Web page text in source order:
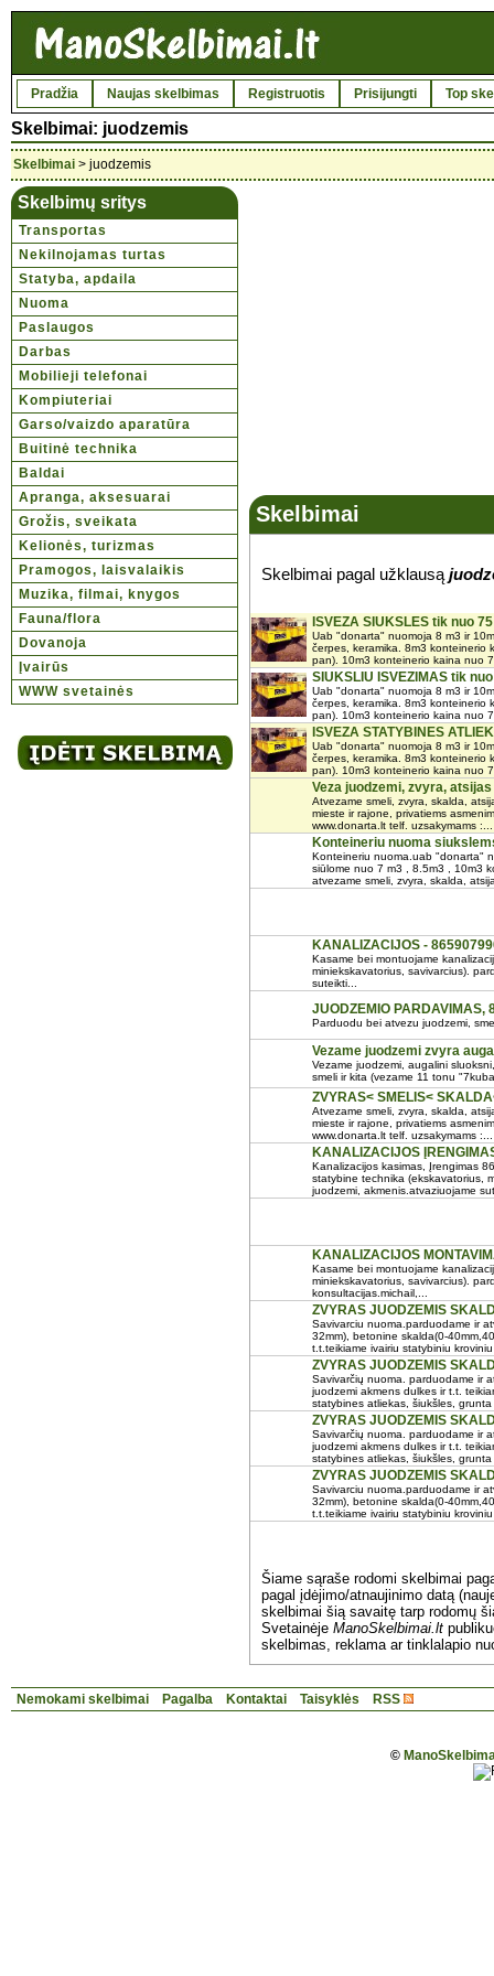
Pradžia Naujas skelbimas Registruotis Prisijungti Top
Skelbimai: juodzemis
Skelbimai > juodzemis
Skelbimų sritys
Transportas
Nekilnojamas turtas
Statyba, apdaila
Nuoma
Paslaugos
Darbas
Mobilieji telefonai
Kompiuteriai
Garso/vaizdo aparatūra
Buitinė technika
Baldai
Apranga, aksesuarai
Grožis, sveikata
Kelionės, turizmas
Pramogos, laisvalaikis
Muzika, filmai, knygos
Fauna/flora
Dovanoja
Įvairūs
WWW svetainės
Skelbimai
Skelbimai pagal užklausą
ISVEZA SIUKSLES tik nuo
Uab "donarta" nuomoja 8 m3 ir
čerpes, keramika. 8m3 konteinerio
pan). 10m3 konteinerio kaina nuo
SIUKSLIU ISVEZIMAS tik
Uab "donarta" nuomoja 8 m3 ir
čerpes, keramika. 8m3 konteinerio
pan). 10m3 konteinerio kaina nuo
ISVEZA STATYBINES
Uab "donarta" nuomoja 8 m3 ir
čerpes, keramika. 8m3 konteinerio
pan). 10m3 konteinerio kaina nuo
Veza juodzemi, zvyra, atsijas
Atvezame smeli, zvyra, skalda,
mieste ir rajone, privatiems
www.donarta.lt telf. uzsakymams :...
Konteineriu nuoma
Konteineriu nuoma.uab "donarta"
siūlome nuo 7 m3 , 8.5m3 , 10m3
atvezame smeli, zvyra, skalda,
KANALIZACIJOS -
Kasame bei montuojame
miniekskavatorius, savivarcius).
suteikti...
JUODZEMIO PARDAVIMAS,
Parduodu bei atvezu juodzemi,
Vezame juodzemi zvyra
Vezame juodzemi, augalini
smeli ir kita (vezame 11 tonu
ZVYRAS< SMELIS<
Atvezame smeli, zvyra, skalda,
mieste ir rajone, privatiems
www.donarta.lt telf. uzsakymams :...
KANALIZACIJOS
Kanalizacijos kasimas, Įrengimas
statybine technika (ekskavatorius,
juodzemi, akmenis.atvaziuojame
KANALIZACIJOS
Kasame bei montuojame
miniekskavatorius, savivarcius).
konsultacijas.michail,...
ZVYRAS JUODZEMIS
Savivarciu nuoma.parduodame ir
32mm), betonine skalda(0-
t.t.teikiame ivairiu statybiniu
ZVYRAS JUODZEMIS
Savivarčių nuoma. parduodame ir
juodzemi akmens dulkes ir t.t.
statybines atliekas, šiukšles,
ZVYRAS JUODZEMIS
Savivarčių nuoma. parduodame ir
juodzemi akmens dulkes ir t.t.
statybines atliekas, šiukšles,
ZVYRAS JUODZEMIS
Savivarciu nuoma.parduodame ir
32mm), betonine skalda(0-
t.t.teikiame ivairiu statybiniu
Šiame sąraše rodomi skelbimai
pagal įdėjimo/atnaujinimo datą
skelbimai šią savaitę tarp rodomų
Svetainėje ManoSkelbimai.lt
skelbimas, reklama ar tinklalapio
Nemokami skelbimai Pagalba Kontaktai Taisyklės RSS
©